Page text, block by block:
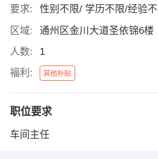
要求:
性别不限/ 学历不限/经验
区域:
通州区金川大道圣依锦6楼
人数:
1
福利:
其他补贴
职位要求
车间主任